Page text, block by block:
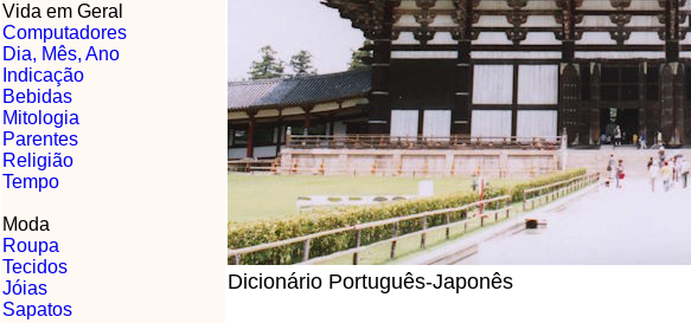
Vida em Geral
Computadores
Dia, Mês, Ano
Indicação
Bebidas
Mitologia
Parentes
Religião
Tempo
Moda
Roupa
Tecidos
Jóias
Sapatos
Dicionário Português-Japonês